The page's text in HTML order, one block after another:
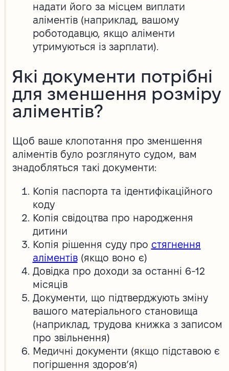
надати його за місцем виплати
аліментів (наприклад, вашому
роботодавцю, якщо аліменти
утримуються із зарплати).
Які документи потрібні
для зменшення розміру
аліментів?
Щоб ваше клопотання про зменшення
аліментів було розглянуто судом, вам
знадобляться такі документи:
Копія паспорта та ідентифікаційного
коду
Копія свідоцтва про народження
дитини
Копія рішення суду про стягнення
аліментів(якщо воно є)
Довідка про доходи за останні 6-12
місяців
Документи, що підтверджують зміну
вашого матеріального становища
(наприклад, трудова книжка з записом
про звільнення)
Медичні документи (якщо підставою є
погіршення здоров’я)